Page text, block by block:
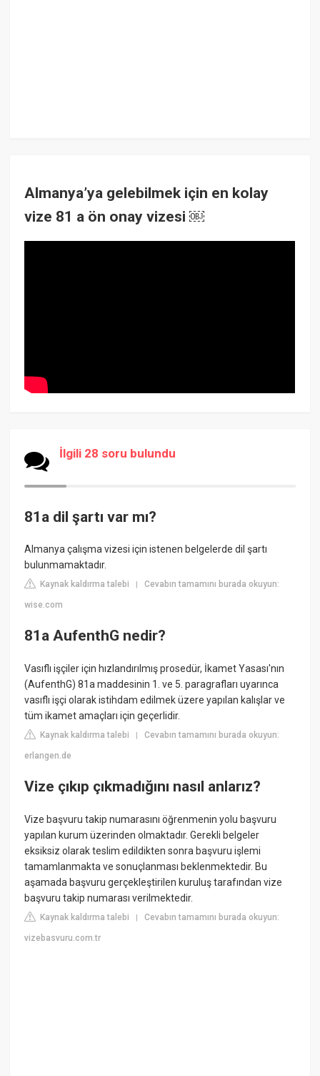
Almanya’ya gelebilmek için en kolay
vize 81 a ön onay vizesi ￼
İlgili 28 soru bulundu
81a dil şartı var mı?
Almanya çalışma vizesi için istenen belgelerde dil şartı
bulunmamaktadır.
Kaynak kaldırma talebi |Cevabın tamamını burada okuyun:
wise.com
81a AufenthG nedir?
Vasıflı işçiler için hızlandırılmış prosedür, İkamet Yasası'nın
(AufenthG) 81a maddesinin 1. ve 5. paragrafları uyarınca
vasıflı işçi olarak istihdam edilmek üzere yapılan kalışlar ve
tüm ikamet amaçları için geçerlidir.
Kaynak kaldırma talebi |Cevabın tamamını burada okuyun:
erlangen.de
Vize çıkıp çıkmadığını nasıl anlarız?
Vize başvuru takip numarasını öğrenmenin yolu başvuru
yapılan kurum üzerinden olmaktadır. Gerekli belgeler
eksiksiz olarak teslim edildikten sonra başvuru işlemi
tamamlanmakta ve sonuçlanması beklenmektedir. Bu
aşamada başvuru gerçekleştirilen kuruluş tarafından vize
başvuru takip numarası verilmektedir.
Kaynak kaldırma talebi |Cevabın tamamını burada okuyun:
vizebasvuru.com.tr